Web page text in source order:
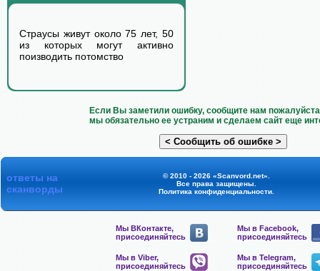
Страусы живут около 75 лет, 50
из которых могут активно
поизводить потомство
Если Вы заметили ошибку, сообщите нам
мы обязательно ее устраним и сделаем сайт еще
ответы на
сканворды
© 2010 - 2026 «Scanvord.net».
Все права защищены.
Политика конфиденциальности.
Мы ВКонтакте,
присоединяйтесь
Мы в Facebook,
присоединяйтесь
Мы в Viber,
присоединяйтесь
Мы в Telegram,
присоединяйтесь